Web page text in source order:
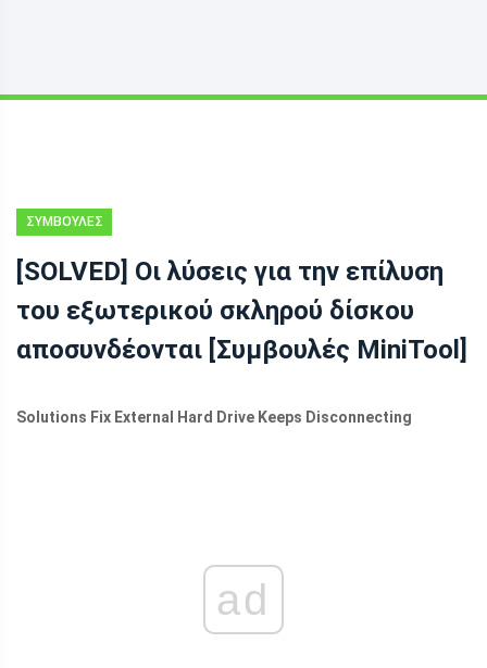
ΣΥΜΒΟΥΛΈΣ
ΔΕΔΟΜΈΝΩΝ
[SOLVED] Οι λύσεις για την επίλυση
του εξωτερικού σκληρού δίσκου
αποσυνδέονται [Συμβουλές MiniTool]
Solutions Fix External Hard Drive Keeps Disconnecting
ad